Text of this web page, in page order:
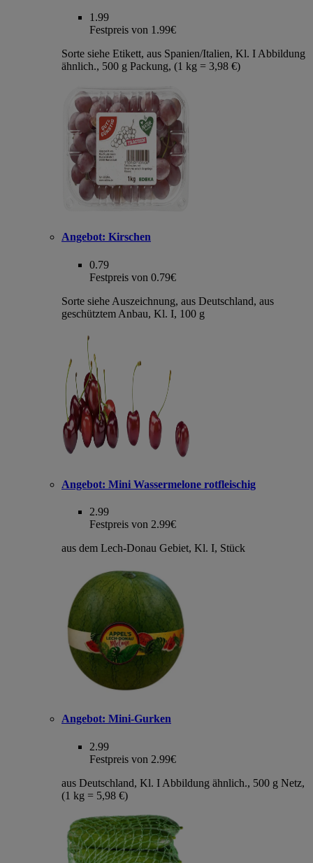
1.99
Festpreis von 1.99€
Sorte siehe Etikett, aus Spanien/Italien, Kl. I Abbildung
ähnlich., 500 g Packung, (1 kg = 3,98 €)
Angebot: Kirschen
0.79
Festpreis von 0.79€
Sorte siehe Auszeichnung, aus Deutschland, aus
geschütztem Anbau, Kl. I, 100 g
Angebot: Mini Wassermelone rotfleischig
2.99
Festpreis von 2.99€
aus dem Lech-Donau Gebiet, Kl. I, Stück
Angebot: Mini-Gurken
2.99
Festpreis von 2.99€
aus Deutschland, Kl. I Abbildung ähnlich., 500 g Netz,
(1 kg = 5,98 €)